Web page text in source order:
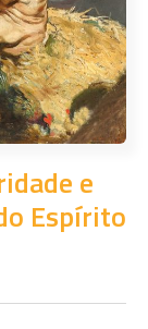
e
Espírito